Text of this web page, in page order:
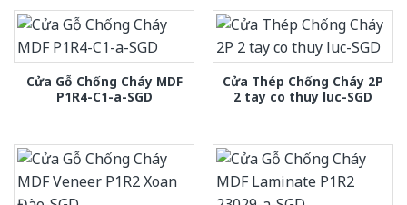
Cửa Gỗ Chống Cháy MDF
P1R4-C1-a-SGD
Cửa Thép Chống Cháy 2P
2 tay co thuy luc-SGD